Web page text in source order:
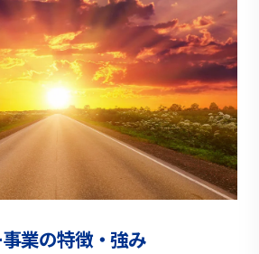
業の特徴・強み